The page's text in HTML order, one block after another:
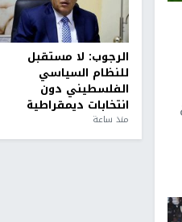
الرجوب: لا مستقبل
للنظام السياسي
الفلسطيني دون
انتخابات ديمقراطية
منذ ساعة